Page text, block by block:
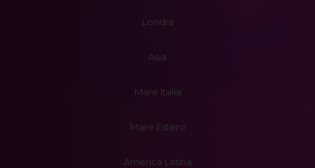
Londra
Asia
Mare Italia
Mare Estero
America Latina